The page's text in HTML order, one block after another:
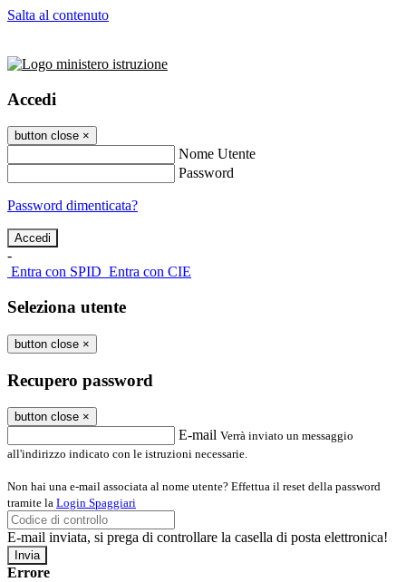
Salta al contenuto
Accedi
button close ×
Nome Utente
Password
Password dimenticata?
-
Entra con SPID Entra con CIE
Seleziona utente
button close ×
Recupero password
button close ×
E-mail Verrà inviato un messaggio
all'indirizzo indicato con le istruzioni necessarie.
Non hai una e-mail associata al nome utente? Effettua il reset della password
tramite la Login Spaggiari
E-mail inviata, si prega di controllare la casella di posta elettronica!
Errore